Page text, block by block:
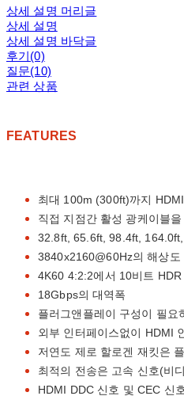
상세 설명 머리글
상세 설명
상세 설명 바닥글
후기(0)
질문(10)
관련 상품
FEATURES
최대 100m (300ft)까지
직접 지점간 활성 광케이블
32.8ft, 65.6ft, 98.4ft,
3840x2160@60Hz의 해상도
4K60 4:2:2에서 10비트 HDR
18Gbps의 대역폭
플러그앤플레이 구성이 필요
외부 인터페이스없이 HDMI
저연도 제로 할로겐 재킷은
최적의 전송은 고속 신호(비
HDMI DDC 신호 및 CEC 신